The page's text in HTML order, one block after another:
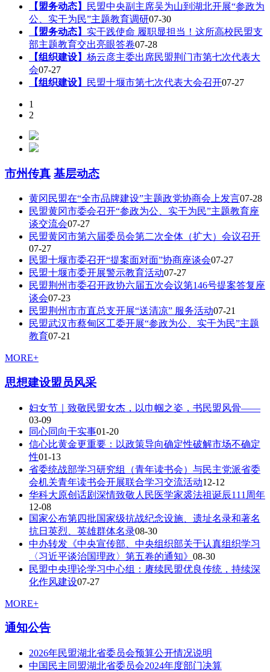
【盟务动态】
民盟中央副主席吴为山到湖北开展“参政为
公、实干为民”主题教育调研07-30
【盟务动态】 实干践使命 履职显担当！这所高校民盟支
部主题教育交出亮眼答卷07-28
【组织建设】 杨云彦主委出席民盟荆门市第七次代表大
会07-27
【组织建设】
民盟十堰市第七次代表大会召开07-27
1
2
市州传真 基层动态
黄冈民盟在“全市品牌建设”主题政党协商会上发言07-28
民盟黄冈市委会召开“参政为公、实干为民”主题教育座
谈交流会07-27
民盟黄冈市第六届委员会第二次全体（扩大）会议召开
07-27
民盟十堰市委召开“提案面对面”协商座谈会07-27
民盟十堰市委开展警示教育活动07-27
民盟荆州市委召开政协六届五次会议第146号提案答复座
谈会07-23
民盟荆州市市直总支开展“送清凉” 服务活动07-21
民盟武汉市蔡甸区工委开展“参政为公、实干为民”主题
教育07-21
MORE+
思想建设盟员风采
妇女节｜致敬民盟女杰，以巾帼之姿，书民盟风骨——
03-09
同心同向干实事01-20
信心比黄金更重要：以政策导向确定性破解市场不确定
性01-13
省委统战部学习研究组（青年读书会）与民主党派省委
会机关青年读书会开展联合学习交流活动12-12
华科大原创话剧深情致敬人民医学家裘法祖诞辰111周年
12-08
国家公布第四批国家级抗战纪念设施、遗址名录和著名
抗日英烈、英雄群体名录08-30
中办转发《中央宣传部、中央组织部关于认真组织学习
〈习近平谈治国理政〉第五卷的通知》 08-30
民盟中央理论学习中心组：赓续民盟优良传统，持续深
化作风建设07-27
MORE+
通知公告
2026年民盟湖北省委员会预算公开情况说明
中国民主同盟湖北省委员会2024年度部门决算